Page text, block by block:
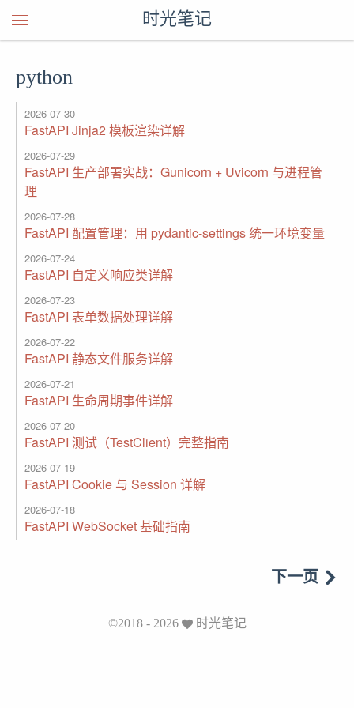
时光笔记
python
2026-07-30
FastAPI Jinja2 模板渲染详解
2026-07-29
FastAPI 生产部署实战：Gunicorn + Uvicorn 与进程管
理
2026-07-28
FastAPI 配置管理：用 pydantic-settings 统一环境变量
2026-07-24
FastAPI 自定义响应类详解
2026-07-23
FastAPI 表单数据处理详解
2026-07-22
FastAPI 静态文件服务详解
2026-07-21
FastAPI 生命周期事件详解
2026-07-20
FastAPI 测试（TestClient）完整指南
2026-07-19
FastAPI Cookie 与 Session 详解
2026-07-18
FastAPI WebSocket 基础指南
下一页
©2018 - 2026 时光笔记